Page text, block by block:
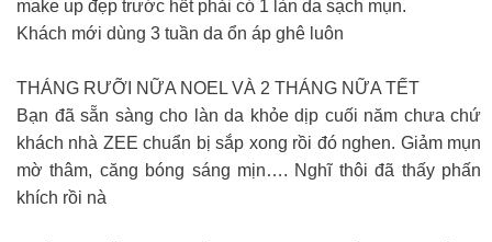
make up đẹp trước hết phải có 1 làn da sạch mụn.
Khách mới dùng 3 tuần da ổn áp ghê luôn
THÁNG RƯỠI NỮA NOEL VÀ 2 THÁNG NỮA TẾT
Bạn đã sẵn sàng cho làn da khỏe dịp cuối năm chưa chứ
khách nhà ZEE chuẩn bị sắp xong rồi đó nghen. Giảm mụn
mờ thâm, căng bóng sáng mịn…. Nghĩ thôi đã thấy phấn
khích rồi nà